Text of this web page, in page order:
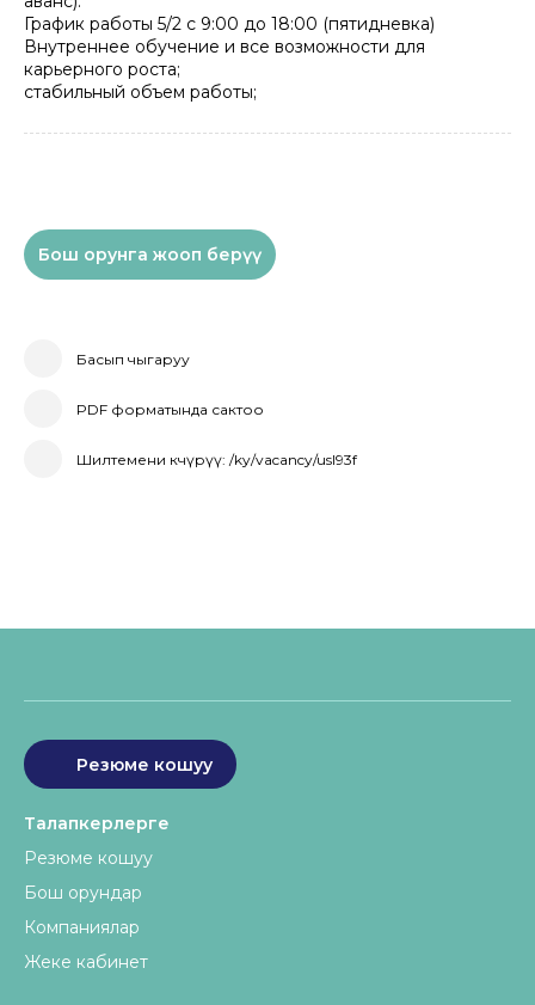
График работы 5/2 с 9:00 до 18:00 (пятидневка)
Внутреннее обучение и все возможности для
карьерного роста;
стабильный объем работы;
Бош орунга жооп берүү
Басып чыгаруу
PDF форматында сактоо
Шилтемени көчүрүү: /ky/vacancy/usl93f
Резюме кошуу
Талапкерлерге
Резюме кошуу
Бош орундар
Компаниялар
Жеке кабинет